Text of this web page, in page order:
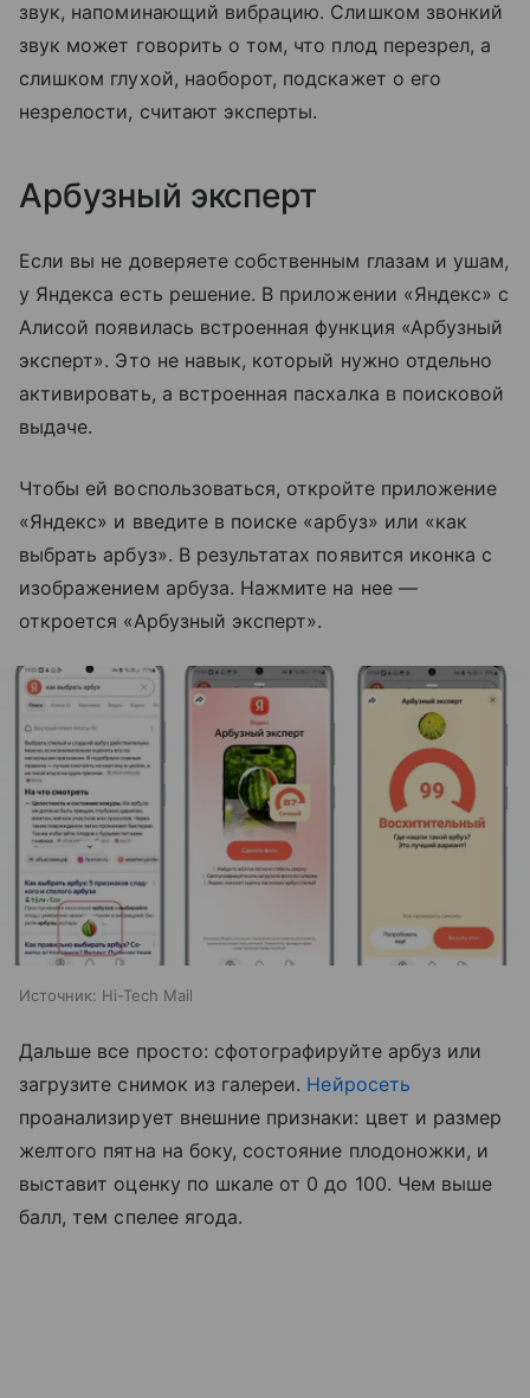
звук, напоминающий вибрацию. Слишком звонкий
звук может говорить о том, что плод перезрел, а
слишком глухой, наоборот, подскажет о его
незрелости, считают эксперты.
Арбузный эксперт
Если вы не доверяете собственным глазам и ушам,
у Яндекса есть решение. В приложении «Яндекс» с
Алисой появилась встроенная функция «Арбузный
эксперт». Это не навык, который нужно отдельно
активировать, а встроенная пасхалка в поисковой
выдаче.
Чтобы ей воспользоваться, откройте приложение
«Яндекс» и введите в поиске «арбуз» или «как
выбрать арбуз». В результатах появится иконка с
изображением арбуза. Нажмите на нее —
откроется «Арбузный эксперт».
Источник: Hi-Tech Mail
Дальше все просто: сфотографируйте арбуз или
загрузите снимок из галереи. Нейросеть
проанализирует внешние признаки: цвет и размер
желтого пятна на боку, состояние плодоножки, и
выставит оценку по шкале от 0 до 100. Чем выше
балл, тем спелее ягода.